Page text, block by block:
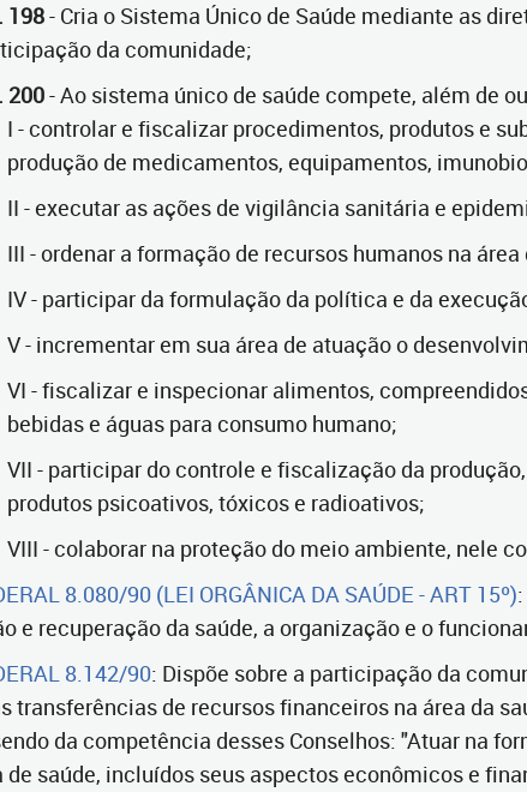
198- Cria o Sistema Único de Saúde mediante as
da comunidade;
200- Ao sistema único de saúde compete, além de
I - controlar e fiscalizar procedimentos, produtos e
produção de medicamentos, equipamentos,
II - executar as ações de vigilância sanitária e
III - ordenar a formação de recursos humanos na área
IV - participar da formulação da política e da
V - incrementar em sua área de atuação o
VI - fiscalizar e inspecionar alimentos,
bebidas e águas para consumo humano;
VII - participar do controle e fiscalização da
produtos psicoativos, tóxicos e radioativos;
VIII - colaborar na proteção do meio ambiente, nele
8.080/90 (LEI ORGÂNICA DA SAÚDE - ART 15º)
e recuperação da saúde, a organização e o
8.142/90: Dispõe sobre a participação da
transferências de recursos financeiros na área da
da competência desses Conselhos: "Atuar na
saúde, incluídos seus aspectos econômicos e